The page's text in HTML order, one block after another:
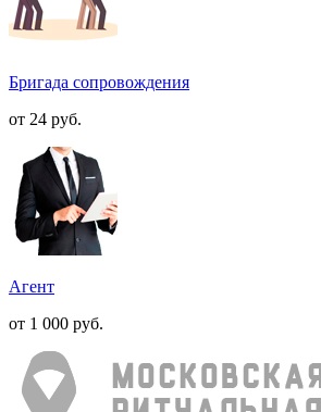
Бригада сопровождения
от 24 руб.
Агент
от 1 000 руб.